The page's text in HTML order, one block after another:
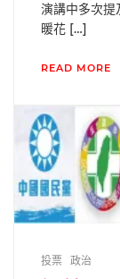
演講中多次提
暖花 […]
READ MORE
投票 政治